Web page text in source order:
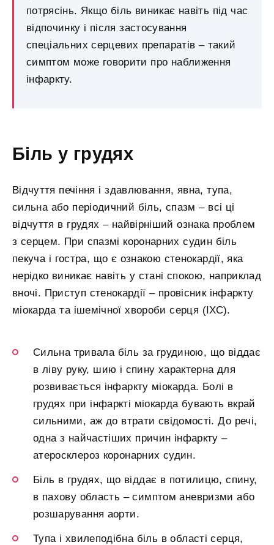
потрясінь. Якщо біль виникає навіть під час
відпочинку і після застосування
спеціальних серцевих препаратів – такий
симптом може говорити про наближення
інфаркту.
Біль у грудях
Відчуття печіння і здавлювання, явна, тупа,
сильна або періодичний біль, спазм – всі ці
відчуття в грудях – найвірніший ознака проблем
з серцем. При спазмі коронарних судин біль
пекуча і гостра, що є ознакою стенокардії, яка
нерідко виникає навіть у стані спокою, наприклад
вночі. Приступ стенокардії – провісник інфаркту
міокарда та ішемічної хвороби серця (ІХС).
Сильна тривала біль за грудиною, що віддає
в ліву руку, шию і спину характерна для
розвивається інфаркту міокарда. Болі в
грудях при інфаркті міокарда бувають вкрай
сильними, аж до втрати свідомості. До речі,
одна з найчастіших причин інфаркту –
атеросклероз коронарних судин.
Біль в грудях, що віддає в потилицю, спину,
в пахову область – симптом аневризми або
розшарування аорти.
Тупа і хвилеподібна біль в області серця,